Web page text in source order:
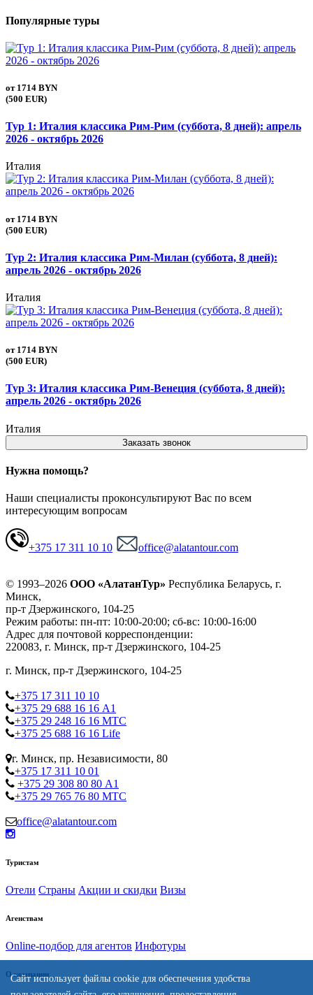
Популярные туры
от 1714 BYN
(500 EUR)
Тур 1: Италия классика Рим-Рим (суббота, 8 дней): апрель
2026 - октябрь 2026
Италия
от 1714 BYN
(500 EUR)
Тур 2: Италия классика Рим-Милан (суббота, 8 дней):
апрель 2026 - октябрь 2026
Италия
от 1714 BYN
(500 EUR)
Тур 3: Италия классика Рим-Венеция (суббота, 8 дней):
апрель 2026 - октябрь 2026
Италия
Заказать звонок
Нужна помощь?
Наши специалисты проконсультируют Вас по всем
интересующим вопросам
+375 17 311 10 10 office@alatantour.com
© 1993–2026 ООО «АлатанТур» Республика Беларусь, г.
Минск,
пр-т Дзержинского, 104-25
Режим работы: пн-пт: 10:00-20:00; сб-вс: 10:00-16:00
Адрес для почтовой корреспонденции:
220083, г. Минск, пр-т Дзержинского, 104-25
г. Минск, пр-т Дзержинского, 104-25
+375 17 311 10 10
+375 29 688 16 16 А1
+375 29 248 16 16 МТС
+375 25 688 16 16 Life
г. Минск, пр. Независимости, 80
+375 17 311 10 01
+375 29 308 80 80 А1
+375 29 765 76 80 МТС
office@alatantour.com
Туристам
Отели Страны Акции и скидки Визы
Агенствам
Online-подбор для агентов Инфотуры
О компании
Сайт использует файлы cookie для обеспечения удобства